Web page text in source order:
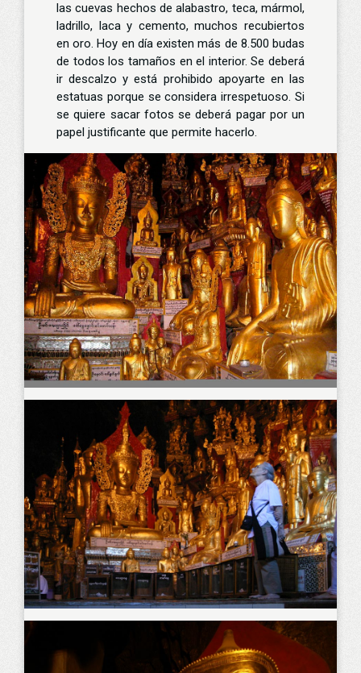
las cuevas hechos de alabastro, teca, mármol,
ladrillo, laca y cemento, muchos recubiertos
en oro. Hoy en día existen más de 8.500 budas
de todos los tamaños en el interior. Se deberá
ir descalzo y está prohibido apoyarte en las
estatuas porque se considera irrespetuoso. Si
se quiere sacar fotos se deberá pagar por un
papel justificante que permite hacerlo.